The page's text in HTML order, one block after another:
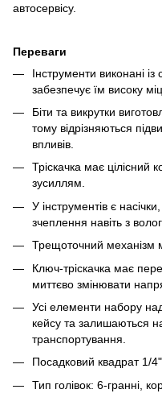
автосервісу.
Переваги
Інструменти виконані
забезпечує їм високу
Біти та викрутки
тому відрізняються
впливів.
Тріскачка має цілісний
зусиллям.
У інструментів є
зчеплення навіть з
Трещоточний механізм
Ключ-тріскачка має
миттєво змінювати
Усі елементи набору
кейсу та залишаються
транспортування.
Посадковий квадрат 1/
Тип голівок: 6-гранні,